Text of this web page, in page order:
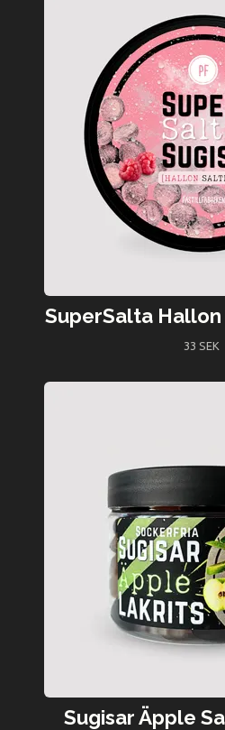
SuperSalta
33 SEK
Sugisar Äpple